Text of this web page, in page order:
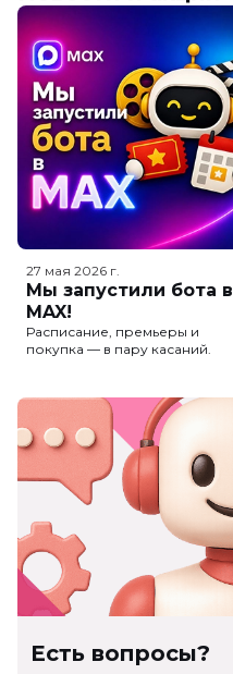
27 мая 2026 г.
Мы запустили бота в
MAX!
Расписание, премьеры и
покупка — в пару касаний.
Есть вопросы?